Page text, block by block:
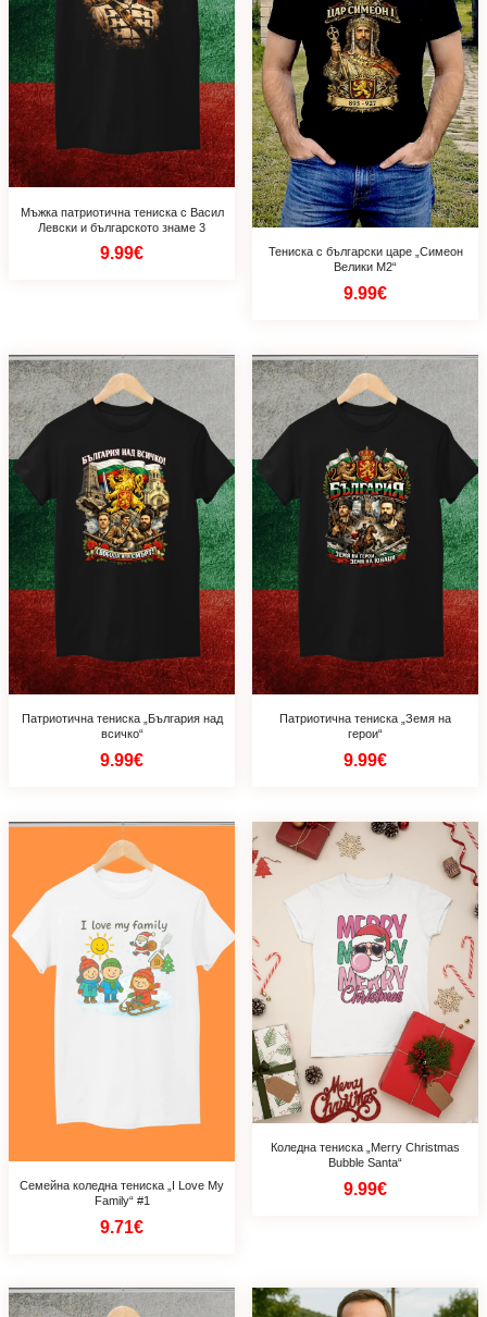
Мъжка патриотична тениска с Васил
Левски и българското знаме 3
9.99€
Тениска с български царе „Симеон
Велики M2“
9.99€
Патриотична тениска „България над
всичко“
9.99€
Патриотична тениска „Земя на
герои“
9.99€
Семейна коледна тениска „I Love My
Family“ #1
9.71€
Коледна тениска „Merry Christmas
Bubble Santa“
9.99€